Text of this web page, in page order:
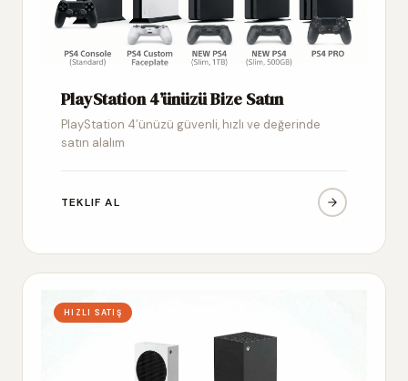
PlayStation 4’ünüzü Bize Satın
PlayStation 4’ünüzü güvenli, hızlı ve değerinde
satın alalım
TEKLIF AL
HIZLI SATIŞ